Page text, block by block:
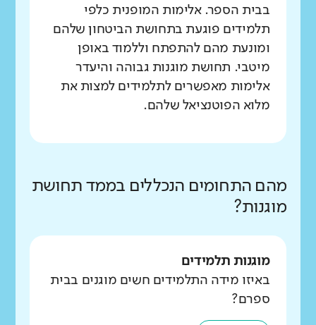
בבית הספר. אלימות המופנית כלפי
תלמידים פוגעת בתחושת הביטחון שלהם
ומונעת מהם להתפתח וללמוד באופן
מיטבי. תחושת מוגנות גבוהה והיעדר
אלימות מאפשרים לתלמידים למצות את
מלוא הפוטנציאל שלהם.
מהם התחומים הנכללים בממד תחושת
מוגנות?
מוגנות תלמידים
באיזו מידה התלמידים חשים מוגנים בבית
ספרם?